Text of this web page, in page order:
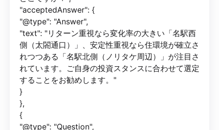
"acceptedAnswer": {
"@type": "Answer",
"text": "リターン重視なら変化率の大きい「名駅西
側（太閤通口）」、安定性重視なら住環境が確立さ
れつつある「名駅北側（ノリタケ周辺）」が注目さ
れています。ご自身の投資スタンスに合わせて選定
することをお勧めします。"
}
},
{
"@type": "Question",